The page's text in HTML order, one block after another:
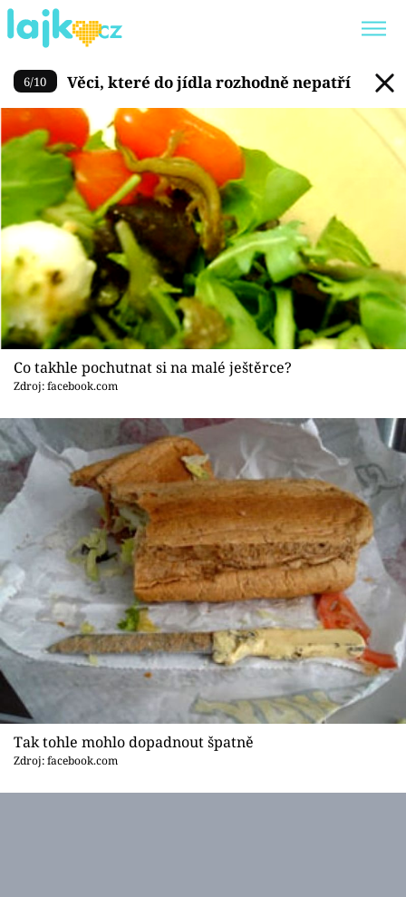
Trendy: KARLOS VÉMOLA
ONLYFANS
SHOPAHOLICADEL
CLASH OF THE STARS
Témata
Showbyznys
Youtubeři
Virály
Videa
Sledujte prima+
Přihlášení
Sledujte nás
Věci, které do jídla
6/10 Věci, které do jídla rozhodně nepatří
Co takhle pochutnat si na malé ještěrce?
Zdroj: facebook.com
Tak tohle mohlo dopadnout špatně
Zdroj: facebook.com